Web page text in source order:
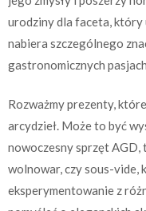
urodziny dla faceta,
nabiera szczególnego
gastronomicznych
Rozważmy prezenty,
arcydzieł. Może to być
nowoczesny sprzęt AGD,
wolnowar, czy sous-vide,
eksperymentowanie z